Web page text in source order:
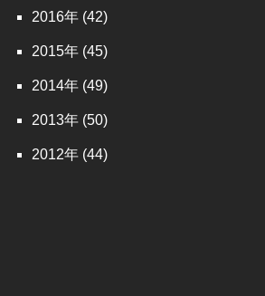
2016 (42)
2015 (45)
2014 (49)
2013 (50)
2012 (44)